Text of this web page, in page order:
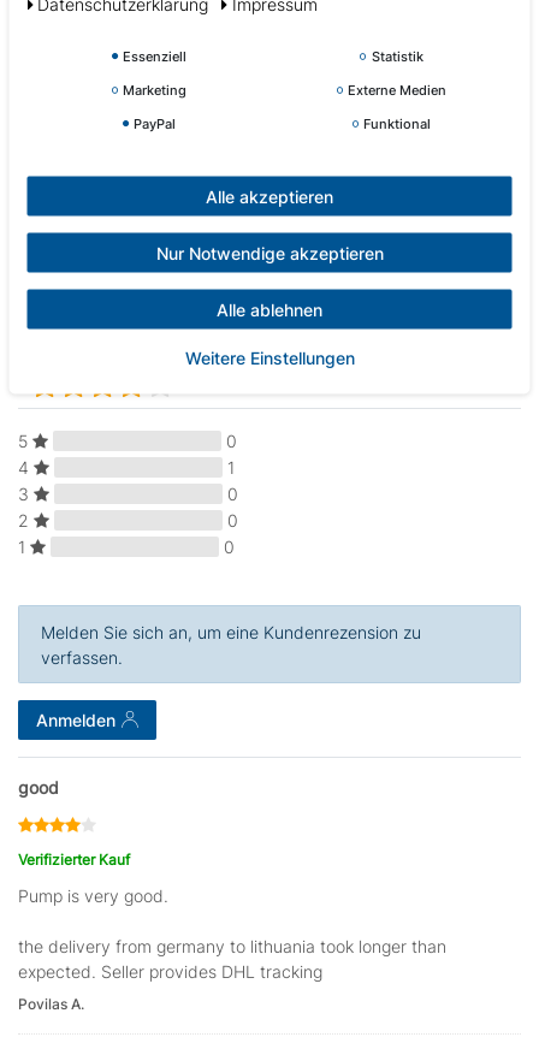
Gesamtbreite: 202mm
möglich.
Abbildungen können vom Original abweichen.
Kundenrezensionen(1)
5
0
4
1
3
0
2
0
1
0
Melden Sie sich an, um eine Kundenrezension zu
verfassen.
Anmelden
good
Verifizierter Kauf
Pump is very good.
the delivery from germany to lithuania took longer than
expected. Seller provides DHL tracking
Povilas A.
Essenziell
Statistik
Marketing
Externe Medien
PayPal
Funktional
Alle akzeptieren
Nur Notwendige akzeptieren
Alle ablehnen
Weitere Einstellungen